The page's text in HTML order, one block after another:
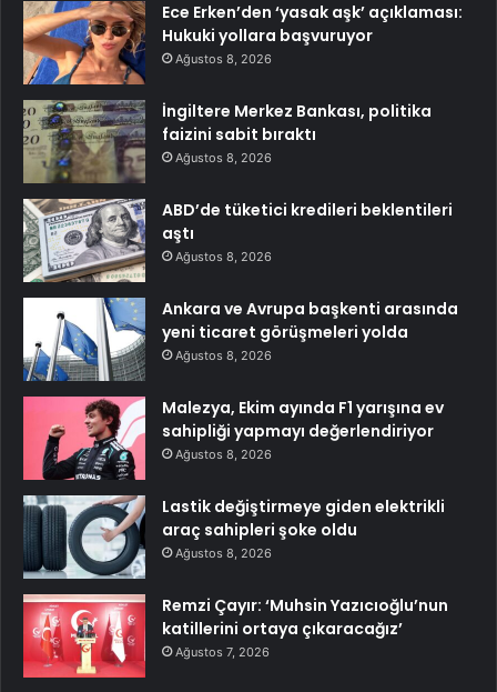
Ece Erken’den ‘yasak aşk’ açıklaması:
Hukuki yollara başvuruyor
Ağustos 8, 2026
İngiltere Merkez Bankası, politika
faizini sabit bıraktı
Ağustos 8, 2026
ABD’de tüketici kredileri beklentileri
aştı
Ağustos 8, 2026
Ankara ve Avrupa başkenti arasında
yeni ticaret görüşmeleri yolda
Ağustos 8, 2026
Malezya, Ekim ayında F1 yarışına ev
sahipliği yapmayı değerlendiriyor
Ağustos 8, 2026
Lastik değiştirmeye giden elektrikli
araç sahipleri şoke oldu
Ağustos 8, 2026
Remzi Çayır: ‘Muhsin Yazıcıoğlu’nun
katillerini ortaya çıkaracağız’
Ağustos 7, 2026